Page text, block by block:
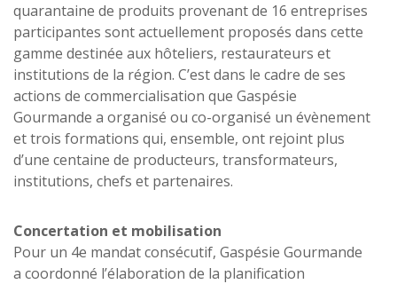
quarantaine de produits provenant de 16 entreprises
participantes sont actuellement proposés dans cette
gamme destinée aux hôteliers, restaurateurs et
institutions de la région. C’est dans le cadre de ses
actions de commercialisation que Gaspésie
Gourmande a organisé ou co-organisé un évènement
et trois formations qui, ensemble, ont rejoint plus
d’une centaine de producteurs, transformateurs,
institutions, chefs et partenaires.
Concertation et mobilisation
Pour un 4e mandat consécutif, Gaspésie Gourmande
a coordonné l’élaboration de la planification